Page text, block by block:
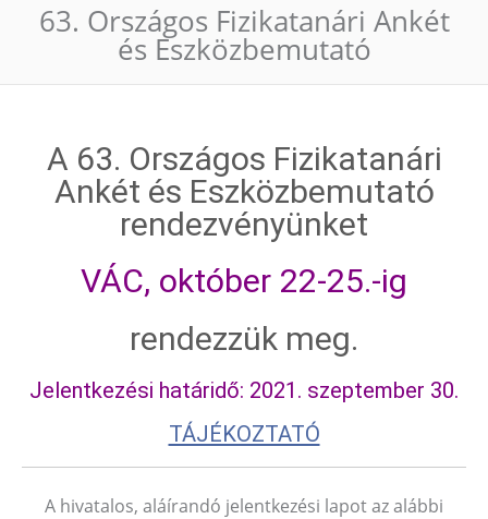
63. Országos Fizikatanári Ankét
és Eszközbemutató
A 63. Országos Fizikatanári
Ankét és Eszközbemutató
rendezvényünket
VÁC, október 22-25.-ig
rendezzük meg.
Jelentkezési határidő: 2021. szeptember 30.
TÁJÉKOZTATÓ
A hivatalos, aláírandó jelentkezési lapot az alábbi